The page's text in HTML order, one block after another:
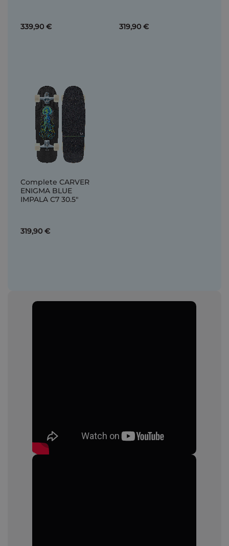
339,90 € 319,90 €
Complete CARVER
ENIGMA BLUE
IMPALA C7 30.5"
319,90 €